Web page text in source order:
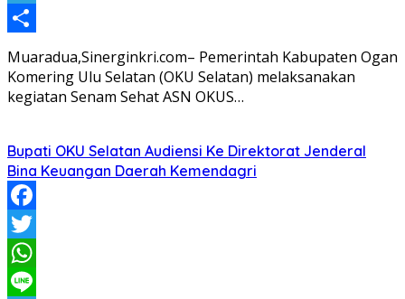
Telegram
Share
Muaradua,Sinerginkri.com– Pemerintah Kabupaten Ogan
Komering Ulu Selatan (OKU Selatan) melaksanakan
kegiatan Senam Sehat ASN OKUS…
Bupati OKU Selatan Audiensi Ke Direktorat Jenderal
Bina Keuangan Daerah Kemendagri
Facebook
Twitter
WhatsApp